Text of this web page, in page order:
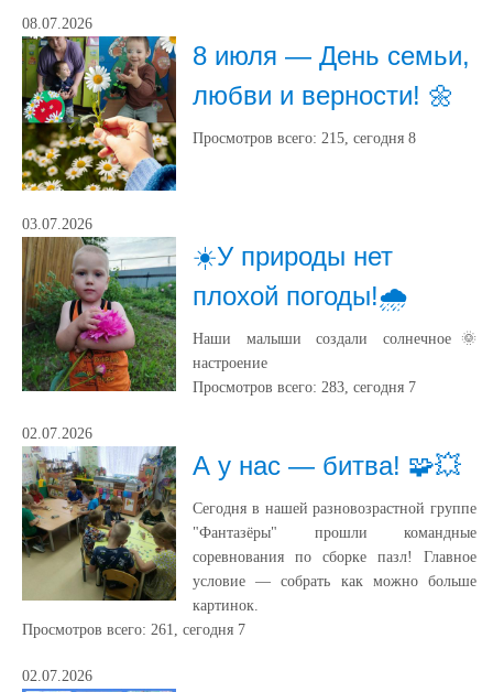
08.07.2026
8 июля — День семьи,
любви и верности! 🌼
Просмотров всего: 215, сегодня 8
03.07.2026
☀️У природы нет
плохой погоды!🌧️
Наши малыши создали солнечное🌞
настроение
Просмотров всего: 283, сегодня 7
02.07.2026
А у нас — битва! 🧩💥
Сегодня в нашей разновозрастной группе
"Фантазёры" прошли командные
соревнования по сборке пазл! Главное
условие — собрать как можно больше
картинок.
Просмотров всего: 261, сегодня 7
02.07.2026